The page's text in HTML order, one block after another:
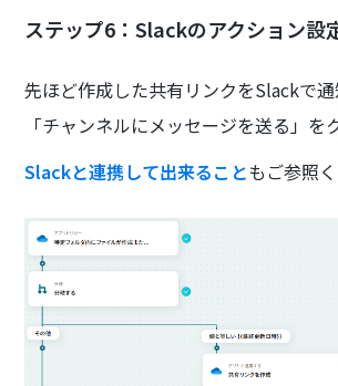
ステップ6：Slackのアクション設
先ほど作成した共有リンクをSlackで通
「チャンネルにメッセージを送る」を
Slackと連携して出来ることもご参照く